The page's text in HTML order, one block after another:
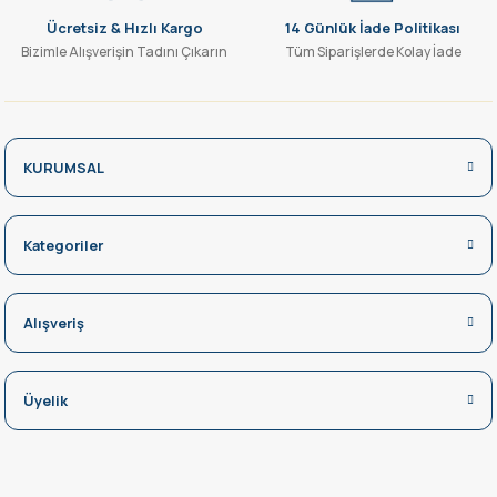
Ücretsiz & Hızlı Kargo
Bizimle Alışverişin Tadını Çıkarın
14 Günlük İade Politikası
Tüm Siparişlerde Kolay İade
KURUMSAL
Kategoriler
Alışveriş
Üyelik